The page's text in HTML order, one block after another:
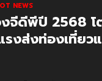
NEWS
จีดีพีปี 2568 โ
งส่งท่องเที่ยว